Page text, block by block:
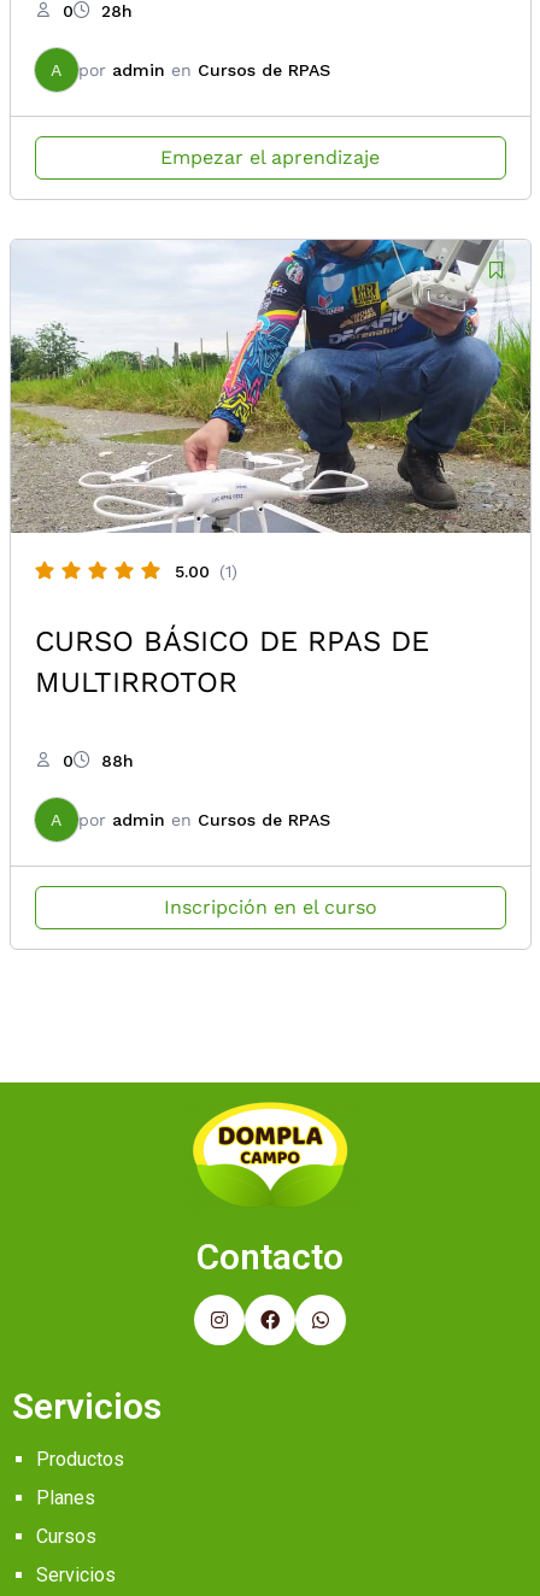
0 28h
A por admin en Cursos de RPAS
Empezar el aprendizaje
5.00 (1)
CURSO BÁSICO DE RPAS DE
MULTIRROTOR
0 88h
A por admin en Cursos de RPAS
Inscripción en el curso
Contacto
Servicios
Productos
Planes
Cursos
Servicios